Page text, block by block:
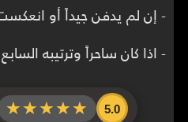
- إن لم يدفن جيداً أو
- اذا كان ساحراً وترتيبه
5.0
★★★★★
★★★★★